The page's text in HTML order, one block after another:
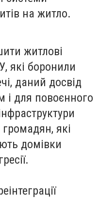
на житло.
житлові
які боронили
даний досвід
і для повоєнного
які
домівки